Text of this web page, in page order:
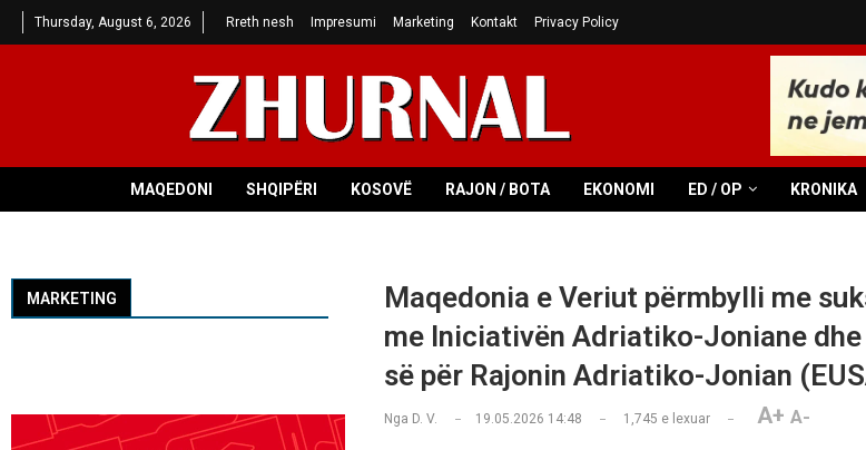
Thursday, August 6, 2026 Rreth nesh Impresumi Marketing Kontakt Privacy Policy
MAQEDONI SHQIPËRI KOSOVË RAJON / BOTA EKONOMI ED / OP KRONIKA
Maqedonia e Veriut përmbylli me
me Iniciativën Adriatiko-Joniane
së për Rajonin Adriatiko-Jonian
Nga D. V. 19.05.2026 14:48 1,745 e lexuar A+ A-
MARKETING